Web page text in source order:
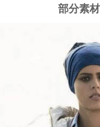
部分素